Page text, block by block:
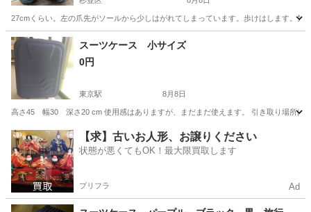
27cmくらい。左の爪先がソールから少しはがれてしまっています。歩けはします。気
東京 杉並区
スーツケース 小サイズ
0円
東京駅 8月8日
高さ45 幅30 深さ20 cm 使用感はありますが、まだまだ使えます。 引き取り場所は
東京 中央区 東京駅 バッグ スーツケース
【求】古いお人形、お譲りください
状態が悪くてもOK！最大限買取します
プリフラ Ad